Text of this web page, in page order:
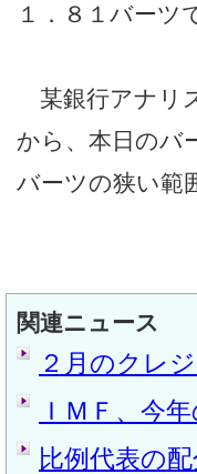
１．８１バーツ
某銀行アナリ
から、本日のバ
バーツの狭い範
関連ニュース
２月のクレ
ＩＭＦ、今
比例代表の